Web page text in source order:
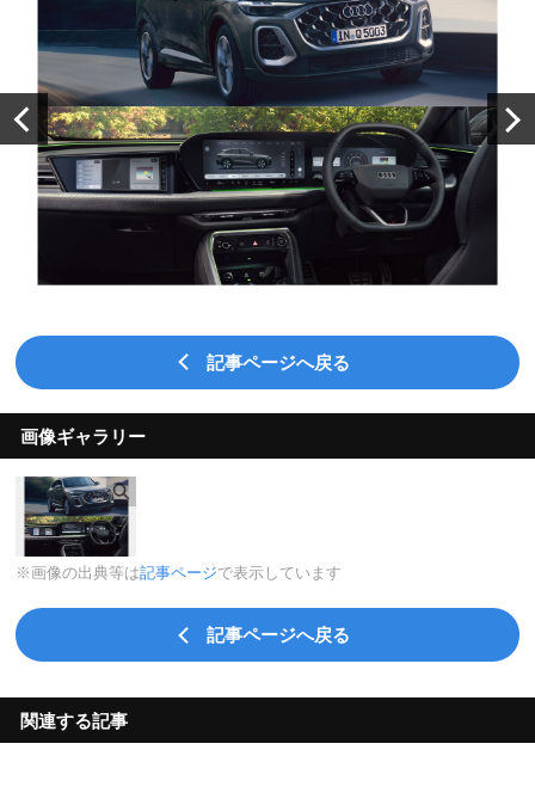
記事ページへ戻る
画像ギャラリー
※画像の出典等は記事ページで表示しています
記事ページへ戻る
関連する記事